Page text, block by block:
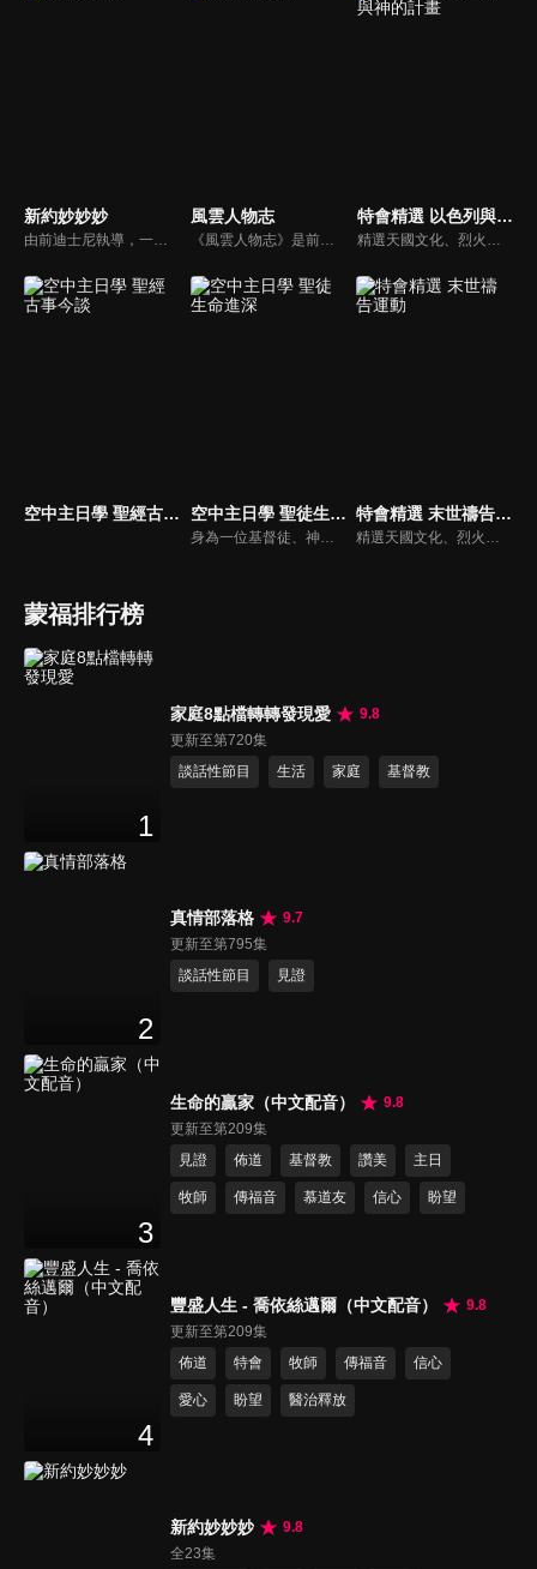
新約妙妙妙
由前迪士尼執導，一部傳述耶穌生平與門徒故事的動畫系列影片。故事背景均在兩千年前，雖然年代久遠，但是人類對生命的詮釋與內在真正的基本需求，卻始終未曾改變。人物性格、劇情、遭遇等情境雖然與今日景況相異，但是故事背後同樣都有一個亙古不移的共同主題－愛，以及關於愛的圓滿落實。
風雲人物志
《風雲人物志》是前迪士尼導演執導的名人故事系列，讓孩子從世界名人身上學會堅持夢想、永不放棄。透過每一集完整介紹，不但可以幫助小朋友看見這些名人在各領域如何奉獻一生、造福人群，還能激勵他們效法美好的品德，進一步啟發他們對傳記文學的閱讀興趣。
特會精選 以色列與神的計畫
精選天國文化、烈火特會、超自然大能與使徒性教會等特會，幫助我們更加明白神的心意，好讓我們的生命能走在神的道路上進入命定。
空中主日學 聖經古事今談 空中主日學 聖徒生命進深
身為一位基督徒、神的兒女，不能只是在知識上認識這位父神，我們應該要全面認識祂，當我們越多認識祂的屬性，並且經歷祂的恩典，我們就對祂的信心就越加增，以至於在每天的生活中都能享受祂奇妙、豐盛的一切！
特會精選 末世禱告運動
精選天國文化、烈火特會、超自然大能與使徒性教會等特會，幫助我們更加明白神的心意，好讓我們的生命能走在神的道路上進入命定。
蒙福排行榜
1
家庭8點檔轉轉發現愛
9.8
更新至第720集
談話性節目
生活 家庭 基督教
2
真情部落格
9.7
更新至第795集
談話性節目
見證
3
生命的贏家（中文配音）
9.8
更新至第209集
見證
佈道 基督教 讚美 主日
牧師 傳福音 慕道友 信心 盼望
4
豐盛人生 - 喬依絲邁爾（中文配音）
9.8
更新至第209集
佈道
特會 牧師 傳福音 信心
愛心 盼望 醫治釋放
新約妙妙妙
9.8
全23集